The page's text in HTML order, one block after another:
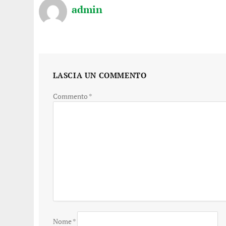
admin
LASCIA UN COMMENTO
Commento *
Nome*